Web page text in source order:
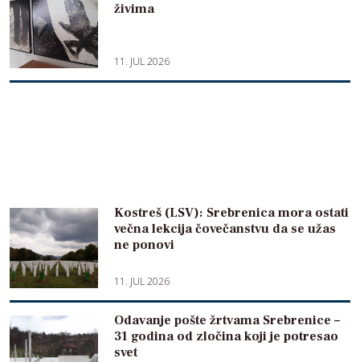
živima
11. JUL 2026
Kostreš (LSV): Srebrenica mora ostati
večna lekcija čovečanstvu da se užas
ne ponovi
11. JUL 2026
Odavanje pošte žrtvama Srebrenice –
31 godina od zločina koji je potresao
svet